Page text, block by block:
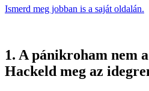
Ismerd meg jobban is a saját oldalán.
1. A pánikroham nem
Hackeld meg az